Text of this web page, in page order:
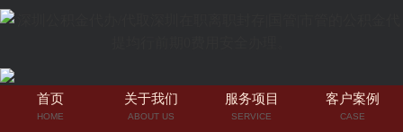
首页
HOME
关于我们
ABOUT US
服务项目
SERVICE
客户案例
CASE